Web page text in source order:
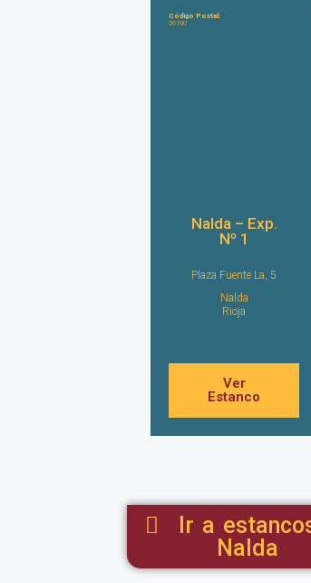
Código Postal:
26190
Nalda – Exp.
Nº 1
Plaza Fuente La, 5
Nalda
Rioja
Ver
Estanco
Ir a
Nalda